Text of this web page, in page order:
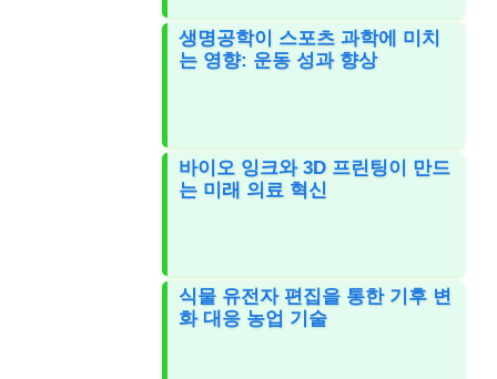
생명공학이 스포츠 과학에 미치
는 영향: 운동 성과 향상
바이오 잉크와 3D 프린팅이 만드
는 미래 의료 혁신
식물 유전자 편집을 통한 기후 변
화 대응 농업 기술